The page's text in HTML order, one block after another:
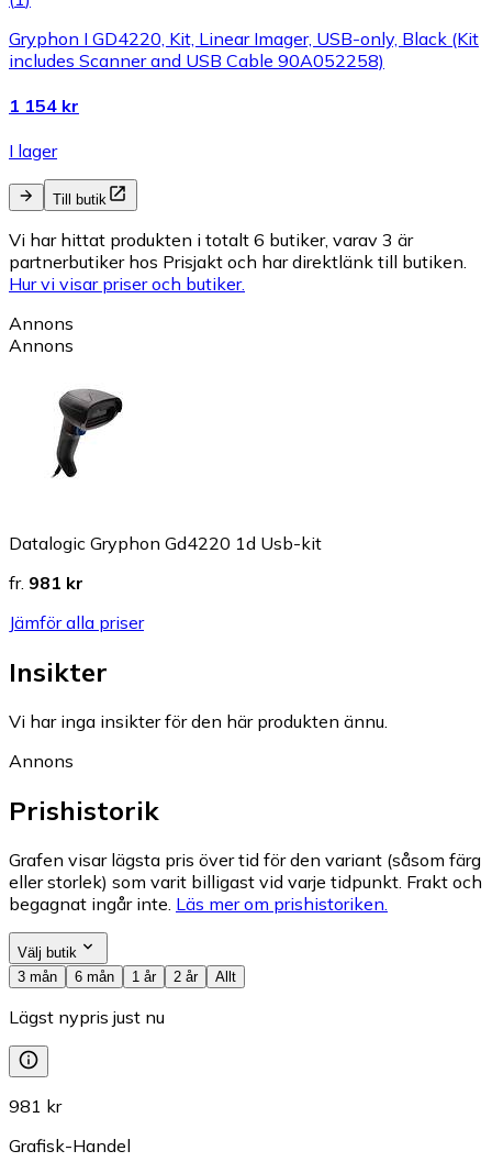
Gryphon I GD4220, Kit, Linear Imager, USB-only, Black (Kit
includes Scanner and USB Cable 90A052258)
1 154 kr
I lager
Till butik
Vi har hittat produkten i totalt 6 butiker, varav 3 är
partnerbutiker hos Prisjakt och har direktlänk till butiken.
Hur vi visar priser och butiker.
Annons
Annons
Datalogic Gryphon Gd4220 1d Usb-kit
fr. 981 kr
Jämför alla priser
Insikter
Vi har inga insikter för den här produkten ännu.
Annons
Prishistorik
Grafen visar lägsta pris över tid för den variant (såsom färg
eller storlek) som varit billigast vid varje tidpunkt. Frakt och
begagnat ingår inte. Läs mer om prishistoriken.
Välj butik
3 mån
6 mån 1 år 2 år Allt
Lägst nypris just nu
981 kr
Grafisk-Handel